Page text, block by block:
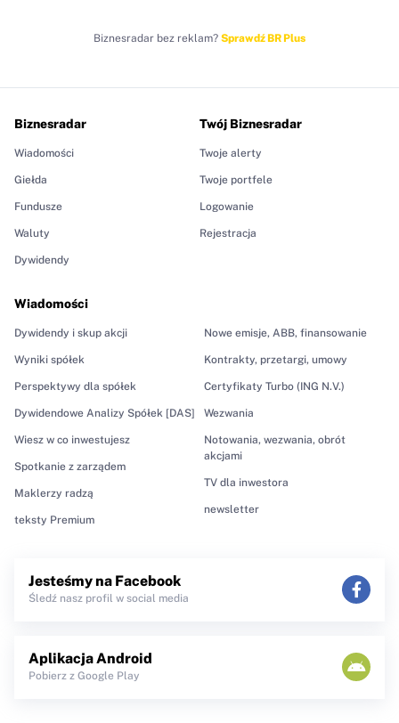
Biznesradar bez reklam? Sprawdź BR Plus
Biznesradar
Wiadomości
Giełda
Fundusze
Waluty
Dywidendy
Wiadomości
Dywidendy i skup akcji
Wyniki spółek
Perspektywy dla spółek
Dywidendowe Analizy Spółek [DAS]
Wiesz w co inwestujesz
Spotkanie z zarządem
Maklerzy radzą
teksty Premium
Nowe emisje, ABB, finansowanie
Kontrakty, przetargi, umowy
Certyfikaty Turbo (ING N.V.)
Wezwania
Notowania, wezwania, obrót
akcjami
TV dla inwestora
newsletter
Twój Biznesradar
Twoje alerty
Twoje portfele
Logowanie
Rejestracja
Jesteśmy na Facebook
Śledź nasz profil w social media
Aplikacja Android
Pobierz z Google Play